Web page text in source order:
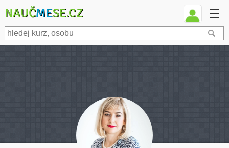
NAUČMESE.CZ ☰